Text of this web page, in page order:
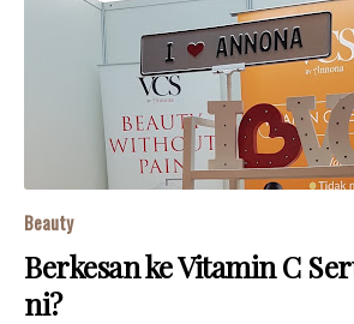
Beauty
Berkesan ke Vitamin C
ni?